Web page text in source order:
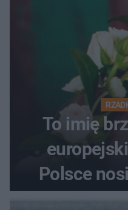
To imię
Polsce